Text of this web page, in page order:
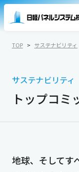
TOP サステナビリティ
サステナビリティ
トップコミ
地球、そしてす